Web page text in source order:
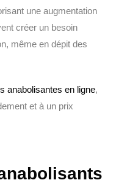
une augmentation
créer un besoin
même en dépit des
anabolisantes en ligne,
et à un prix